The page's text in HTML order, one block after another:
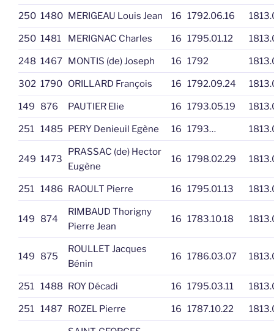
250 1480 MERIGEAU Louis Jean 16 1792.06.16
250 1481 MERIGNAC Charles 16 1795.01.12
248 1467 MONTIS (de) Joseph 16 1792
302 1790 ORILLARD François 16 1792.09.24
149 876 PAUTIER Elie 16 1793.05.19
251 1485 PERY Denieuil Egène 16 1793…
249 1473
PRASSAC (de) Hector
Eugène
16 1798.02.29
251 1486 RAOULT Pierre 16 1795.01.13
149 874
RIMBAUD Thorigny
Pierre Jean
16 1783.10.18
149 875
ROULLET Jacques
Bénin
16 1786.03.07
251 1488 ROY Décadi 16 1795.03.11
251 1487 ROZEL Pierre 16 1787.10.22